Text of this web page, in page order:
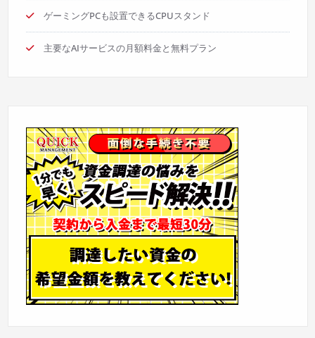
ゲーミングPCも設置できるCPUスタンド
主要なAIサービスの月額料金と無料プラン